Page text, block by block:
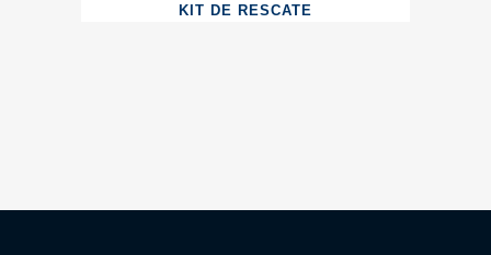
KIT DE RESCATE